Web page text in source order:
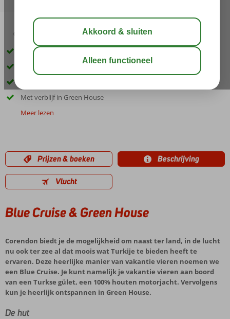
00:45
Schitterende cruise langs de Egeïsche Kust
Traditionele Turkse gület
Met verblijf in Green House
Meer lezen
Prijzen & boeken Beschrijving
Vlucht
Blue Cruise & Green House
Corendon biedt je de mogelijkheid om naast ter land, in de lucht
nu ook ter zee al dat moois wat Turkije te bieden heeft te
ervaren. Deze heerlijke manier van vakantie vieren noemen we
een Blue Cruise. Je kunt namelijk je vakantie vieren aan boord
van een Turkse gület, een 100% houten motorjacht. Vervolgens
kun je heerlijk ontspannen in Green House.
De hut